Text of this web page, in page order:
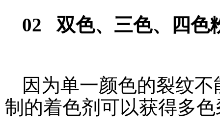
02 双色、三色、四色
因为单一颜色的裂纹
制的着色剂可以获得多